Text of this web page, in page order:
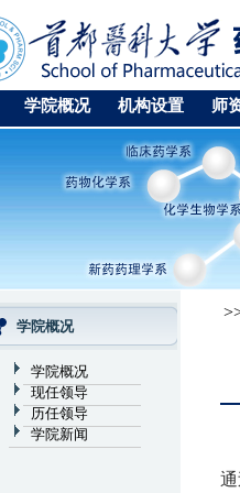
学院概况 机构设置 师
学院概况
学院概况
现任领导
历任领导
学院新闻